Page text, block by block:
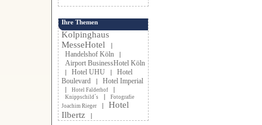
Ihre Themen
Kolpinghaus
MesseHotel
Handelshof Köln|
Airport BusinessHotel Köln
Hotel UHU
Hotel
Boulevard
Hotel Imperial
Hotel Falderhof|
Knippschild´s
Fotografie
Joachim Rieger| Hotel
Ilbertz|